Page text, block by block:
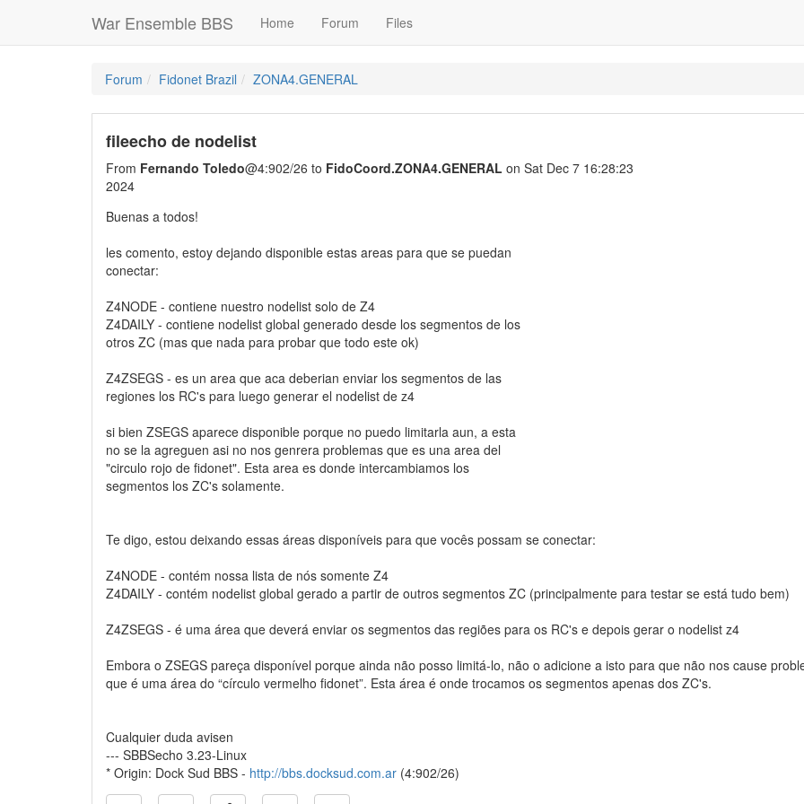
War Ensemble BBS Home Forum Files
Forum Fidonet Brazil ZONA4.GENERAL
fileecho de nodelist
From Fernando Toledo@4:902/26 to FidoCoord.ZONA4.GENERAL on Sat Dec 7 16:28:23
2024
Buenas a todos!
les comento, estoy dejando disponible estas areas para que se puedan
conectar:
Z4NODE - contiene nuestro nodelist solo de Z4
Z4DAILY - contiene nodelist global generado desde los segmentos de los
otros ZC (mas que nada para probar que todo este ok)
Z4ZSEGS - es un area que aca deberian enviar los segmentos de las
regiones los RC's para luego generar el nodelist de z4
si bien ZSEGS aparece disponible porque no puedo limitarla aun, a esta
no se la agreguen asi no nos genrera problemas que es una area del
"circulo rojo de fidonet". Esta area es donde intercambiamos los
segmentos los ZC's solamente.
Te digo, estou deixando essas áreas disponíveis para que vocês possam se conectar:
Z4NODE - contém nossa lista de nós somente Z4
Z4DAILY - contém nodelist global gerado a partir de outros segmentos ZC (principalmente para testar se está tudo bem)
Z4ZSEGS - é uma área que deverá enviar os segmentos das regiões para os RC's e depois gerar o nodelist z4
Embora o ZSEGS pareça disponível porque ainda não posso limitá-lo, não o adicione a isto para que não nos cause
que é uma área do “círculo vermelho fidonet”. Esta área é onde trocamos os segmentos apenas dos ZC's.
Cualquier duda avisen
--- SBBSecho 3.23-Linux
* Origin: Dock Sud BBS - http://bbs.docksud.com.ar (4:902/26)